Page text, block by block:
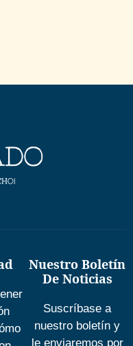
Nuestro Boletín
De Noticias
Suscríbase a
nuestro boletín y
le enviaremos por